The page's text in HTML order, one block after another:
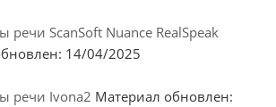
речи ScanSoft Nuance RealSpeak
14/04/2025
речи Ivona2 Материал обновлен: